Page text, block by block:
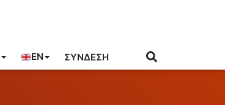
EN ΣΎΝΔΕΣΗ